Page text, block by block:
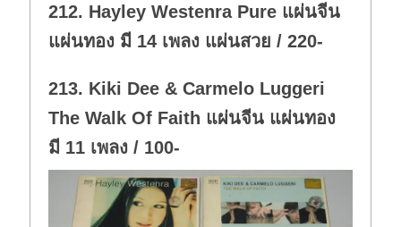
n
.
212. Hayley Westenra Pure แผ่นจีน
แผ่นทอง มี 14 เพลง แผ่นสวย / 220-
213. Kiki Dee & Carmelo Luggeri
The Walk Of Faith แผ่นจีน แผ่นทอง
มี 11 เพลง / 100-